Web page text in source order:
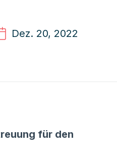
Dez. 20, 2022
für den